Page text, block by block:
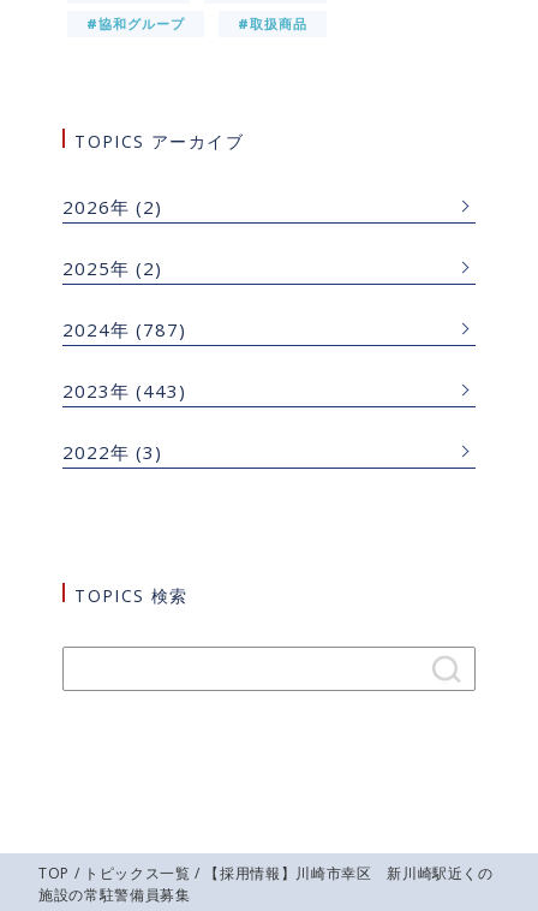
#協和グループ
#取扱商品
TOPICS アーカイブ
2026年 (2)
2025年 (2)
2024年 (787)
2023年 (443)
2022年 (3)
TOPICS 検索
TOP / トピックス一覧 / 【採用情報】川崎市幸区 新川崎駅近くの
施設の常駐警備員募集